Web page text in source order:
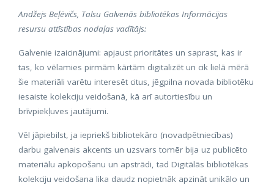
Andžejs Beļēvičs, Talsu Galvenās bibliotēkas Informācijas
resursu attīstības nodaļas vadītājs:
Galvenie izaicinājumi: apjaust prioritātes un saprast, kas ir
tas, ko vēlamies pirmām kārtām digitalizēt un cik lielā mērā
šie materiāli varētu interesēt citus, jēgpilna novada bibliotēku
iesaiste kolekciju veidošanā, kā arī autortiesību un
brīvpiekļuves jautājumi.
Vēl jāpiebilst, ja iepriekš bibliotekāro (novadpētniecības)
darbu galvenais akcents un uzsvars tomēr bija uz publicēto
materiālu apkopošanu un apstrādi, tad Digitālās bibliotēkas
kolekciju veidošana lika daudz nopietnāk apzināt unikālo un